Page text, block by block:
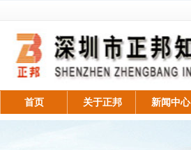
首页 关于正邦 新闻中心